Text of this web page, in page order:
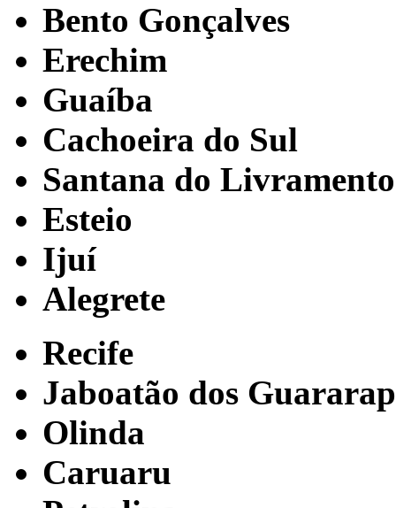
Bento Gonçalves
Erechim
Guaíba
Cachoeira do Sul
Santana do Livramento
Esteio
Ijuí
Alegrete
Recife
Jaboatão dos
Olinda
Caruaru